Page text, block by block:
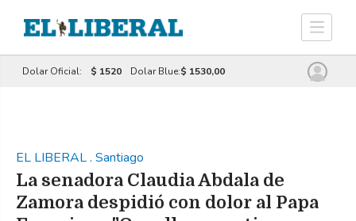
Dolar Oficial: $ 1520 Dolar Blue:$ 1530,00
EL LIBERAL. Santiago
La senadora Claudia Abdala de
Zamora despidió con dolor al Papa